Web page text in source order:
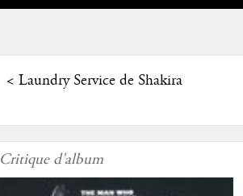
< Laundry Service de Shakira
Critique d'album